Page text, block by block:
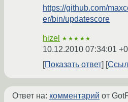
https://github.com/
er/bin/updatescore
hizel ★★★★★
10.12.2010 07:34:01
Показать ответ
Ответ на: комментарий от